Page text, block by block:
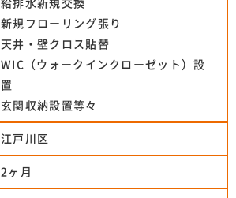
給排水新規交換
新規フローリング張り
天井・壁クロス貼替
WIC（ウォークインクローゼット）設
置
玄関収納設置等々
江戸川区
2ヶ月